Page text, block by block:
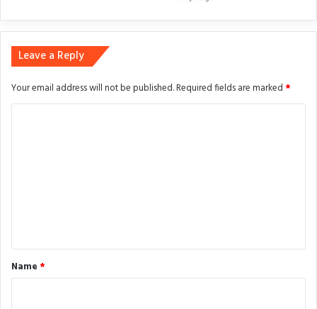
Leave a Reply
Your email address will not be published.Required fields are marked *
*
Name *